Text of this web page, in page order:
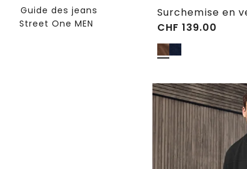
Guide des jeans
Street One MEN
CHF 139.00